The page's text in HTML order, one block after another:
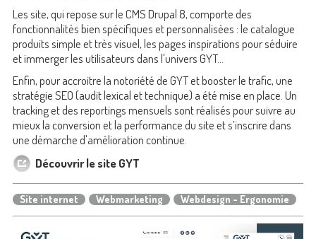
Les site, qui repose sur le CMS Drupal 8, comporte des
fonctionnalités bien spécifiques et personnalisées : le catalogue
produits simple et très visuel, les pages inspirations pour séduire
et immerger les utilisateurs dans l'univers GYT...
Enfin, pour accroitre la notoriété de GYT et booster le trafic, une
stratégie SEO (audit lexical et technique) a été mise en place. Un
tracking et des reportings mensuels sont réalisés pour suivre au
mieux la conversion et la performance du site et s’inscrire dans
une démarche d'amélioration continue.
Découvrir le site GYT
Site internet Webmarketing Webdesign - Ergonomie